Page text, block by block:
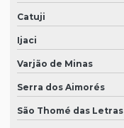
Catuji
Ijaci
Varjão de Minas
Serra dos Aimorés
São Thomé das Letras